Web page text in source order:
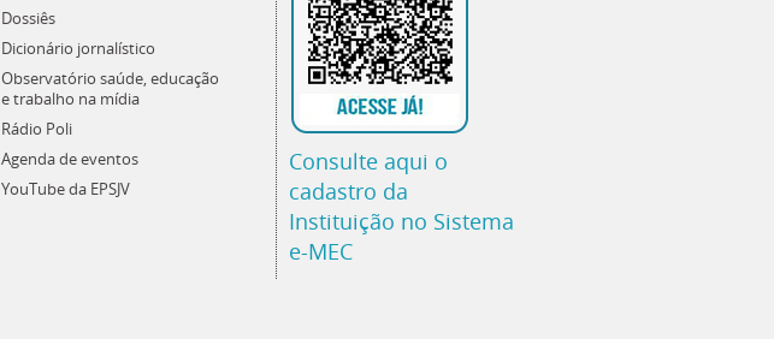
Dossiês
Dicionário jornalístico
Observatório saúde, educação
e trabalho na mídia
Rádio Poli
Agenda de eventos
YouTube da EPSJV
Consulte aqui o
cadastro da
Instituição no Sistema
e-MEC